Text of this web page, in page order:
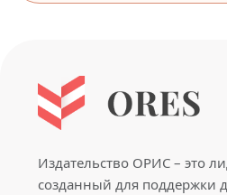
Издательство ОРИС – это
созданный для поддержки